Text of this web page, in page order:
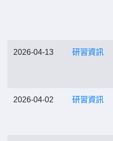
2026-04-13 研習資訊
2026-04-02 研習資訊